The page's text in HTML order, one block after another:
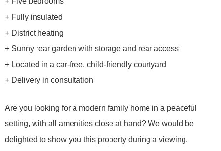
+ Fully insulated
+ District heating
+ Sunny rear garden with storage and rear access
+ Located in a car-free, child-friendly courtyard
+ Delivery in consultation
Are you looking for a modern family home in a peaceful
setting, with all amenities close at hand? We would be
delighted to show you this property during a viewing.